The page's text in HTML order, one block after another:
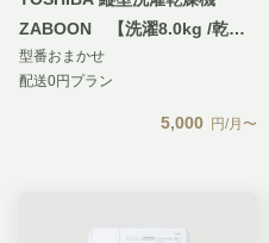
ZABOON 【洗濯8.0kg /乾燥
4.5kg】
型番おまかせ
配送0円プラン
5,000 円/月〜